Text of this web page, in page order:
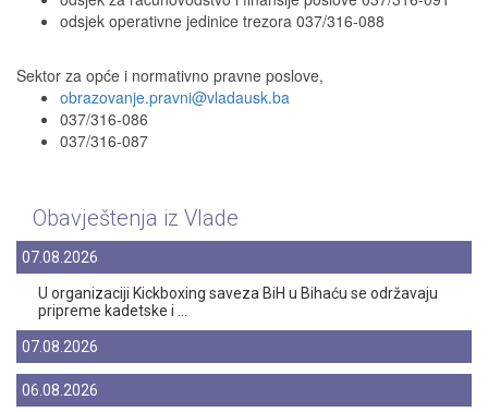
odsjek operativne jedinice trezora 037/316-088
Sektor za opće i normativno pravne poslove,
obrazovanje.pravni@vladausk.ba
037/316-086
037/316-087
Obavještenja iz Vlade
07.08.2026
U organizaciji Kickboxing saveza BiH u Bihaću se održavaju
pripreme kadetske i ...
07.08.2026
06.08.2026